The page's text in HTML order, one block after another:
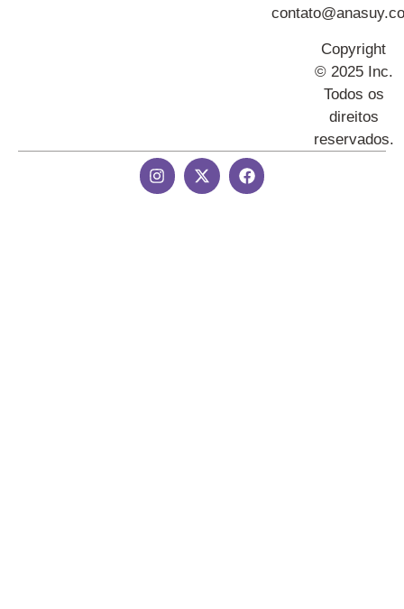
Copyright
© 2025 Inc.
Todos os
direitos
reservados.